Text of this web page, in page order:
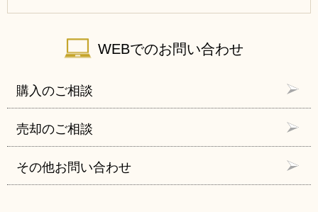
WEBでのお問い合わせ
購入のご相談
売却のご相談
その他お問い合わせ